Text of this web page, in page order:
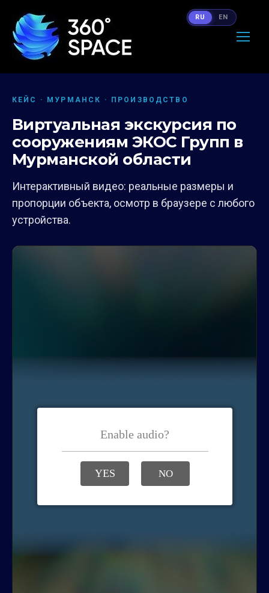
КЕЙС · МУРМАНСК · ПРОИЗВОДСТВО
Виртуальная экскурсия по
сооружениям ЭКОС Групп в
Мурманской области
Интерактивный видео: реальные размеры и
пропорции объекта, осмотр в браузере с любого
устройства.
RU EN